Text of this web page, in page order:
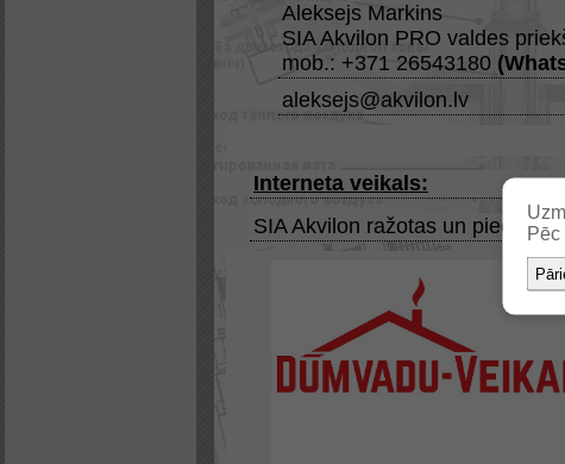
Aleksejs Markins
SIA Akvilon PRO valdes
mob.: +371 26543180 (
aleksejs@akvilon.lv
Interneta veikals:
SIA Akvilon ražotas un
Pēc